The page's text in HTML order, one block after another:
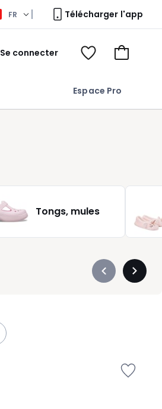
FR Télécharger l'app
Espace Pro
Se connecter
Mon
Voir
Aller
Tongs, mules
Précédent